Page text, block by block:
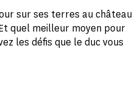
sur ses terres au château
quel meilleur moyen pour
les défis que le duc vous